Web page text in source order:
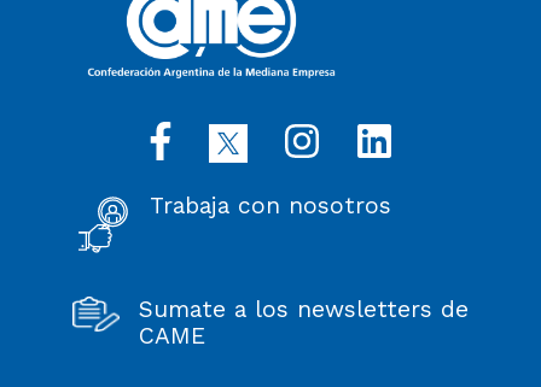
Trabaja con nosotros
Sumate a los newsletters de
CAME